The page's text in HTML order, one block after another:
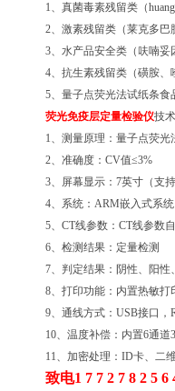
1、真菌毒素残留类（
2、激素残留类（莱克多
3、水产品安全类（呋喃
4、抗生素残留类（磺胺、
5、量子点荧光法试纸条
荧光免疫层定量检验仪技
1、测量原理：量子点荧光
2、准确度：CV值≤3%
3、屏幕显示：7英寸（支
4、系统：ARM嵌入式系
5、CT线参数：CT线参数
6、检测结果：定量检测
7、判定结果：阴性、阳性
8、打印功能：内置热敏打
9、通线方式：USB接口
10、温度补偿：内置6通道
11、加密处理：ID卡、二
致电1 7 7 2 7 8 2 5 6